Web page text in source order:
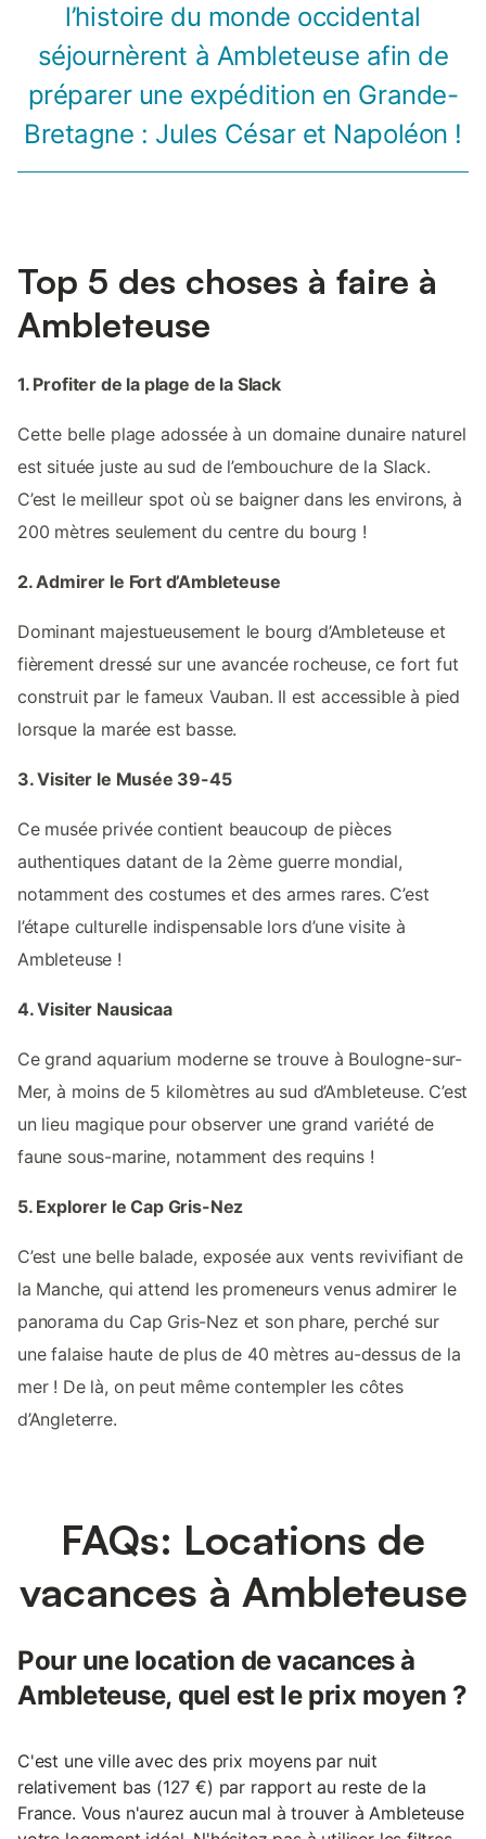
l’histoire du monde occidental
séjournèrent à Ambleteuse afin de
préparer une expédition en Grande-
Bretagne : Jules César et Napoléon !
Top 5 des choses à faire à
Ambleteuse
1. Profiter de la plage de la Slack
Cette belle plage adossée à un domaine dunaire naturel
est située juste au sud de l’embouchure de la Slack.
C’est le meilleur spot où se baigner dans les environs, à
200 mètres seulement du centre du bourg !
2. Admirer le Fort d’Ambleteuse
Dominant majestueusement le bourg d’Ambleteuse et
fièrement dressé sur une avancée rocheuse, ce fort fut
construit par le fameux Vauban. Il est accessible à pied
lorsque la marée est basse.
3. Visiter le Musée 39-45
Ce musée privée contient beaucoup de pièces
authentiques datant de la 2ème guerre mondial,
notamment des costumes et des armes rares. C’est
l’étape culturelle indispensable lors d’une visite à
Ambleteuse !
4. Visiter Nausicaa
Ce grand aquarium moderne se trouve à Boulogne-sur-
Mer, à moins de 5 kilomètres au sud d’Ambleteuse. C’est
un lieu magique pour observer une grand variété de
faune sous-marine, notamment des requins !
5. Explorer le Cap Gris-Nez
C’est une belle balade, exposée aux vents revivifiant de
la Manche, qui attend les promeneurs venus admirer le
panorama du Cap Gris-Nez et son phare, perché sur
une falaise haute de plus de 40 mètres au-dessus de la
mer ! De là, on peut même contempler les côtes
d’Angleterre.
FAQs: Locations de
vacances à Ambleteuse
Pour une location de vacances à
Ambleteuse, quel est le prix moyen ?
C'est une ville avec des prix moyens par nuit
relativement bas (127 €) par rapport au reste de la
France. Vous n'aurez aucun mal à trouver à Ambleteuse